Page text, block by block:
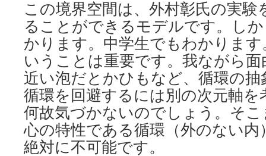
この境界空間は、外村彰氏の実
ることができるモデルです。し
かります。中学生でもわかりま
いうことは重要です。我ながら
近い泡だとかひもなど、循環の
循環を回避するには別の次元軸
何故気づかないのでしょう。そ
心の特性である循環（外のない
絶対に不可能です。